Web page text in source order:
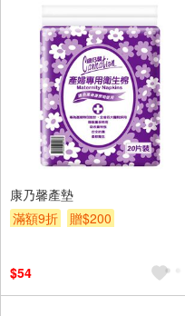
康乃馨產墊
滿額9折
贈$200
$54